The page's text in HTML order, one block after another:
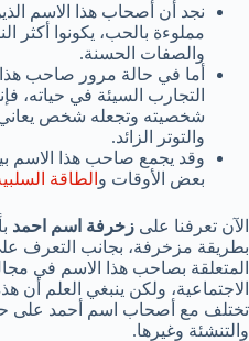
نجد أن أصحاب هذا الاسم
مملوءة بالحب، يكونوا أكثر
والصفات الحسنة.
أما في حالة مرور صاحب هذا
التجارب السيئة في حياته،
شخصيته وتجعله شخص
والتوتر الزائد.
وقد يجمع صاحب هذا الاسم
بعض الأوقات و الطاقة
الآن تعرفنا على زخرفة اسم احمد
بطريقة مزخرفة، بجانب التعرف
المتعلقة بصاحب هذا الاسم في
الاجتماعية، ولكن ينبغي العلم أن
تختلف مع أصحاب اسم أحمد على
والتنشئة وغيرها.